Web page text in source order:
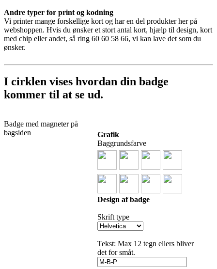
Andre typer for print og kodning
Vi printer mange forskellige kort og har en del produkter her på
webshoppen. Hvis du ønsker et stort antal kort, hjælp til design, kort
med chip eller andet, så ring 60 60 58 66, vi kan lave det som du
ønsker.
I cirklen vises hvordan din badge
kommer til at se ud.
Badge med magneter på
bagsiden
Grafik
Baggrundsfarve
Design af badge
Skrift type
Tekst: Max 12 tegn ellers bliver
det for småt.